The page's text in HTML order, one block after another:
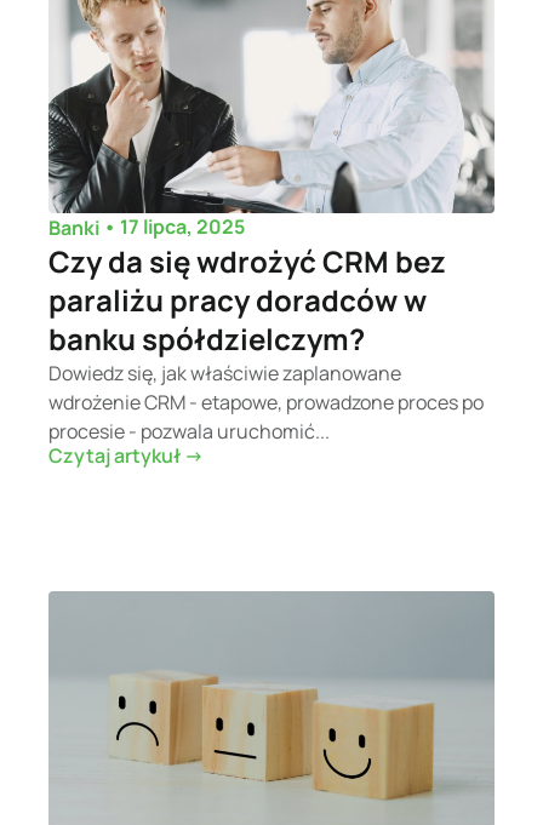
Banki • 17 lipca, 2025
Czy da się wdrożyć CRM bez
paraliżu pracy doradców w
banku spółdzielczym?
Dowiedz się, jak właściwie zaplanowane
wdrożenie CRM - etapowe, prowadzone proces po
procesie - pozwala uruchomić...
Czytaj artykuł ->